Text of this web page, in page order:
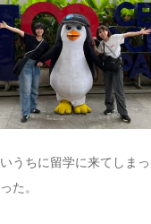
うちに留学に来てしま
た。